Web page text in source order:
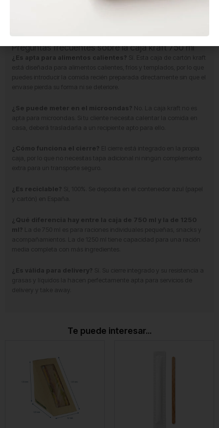
Preguntas frecuentes sobre la caja kraft 750 ml
¿Es apta para alimentos calientes? Sí. Esta caja de cartón kraft
Te puede interesar...